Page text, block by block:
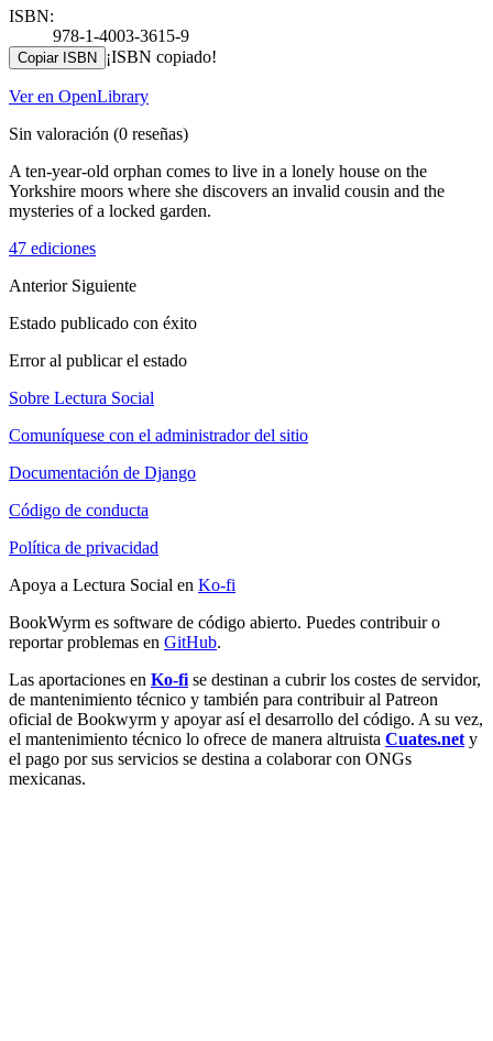
ISBN:
978-1-4003-3615-9
Copiar ISBN ¡ISBN copiado!
Ver en OpenLibrary
Sin valoración (0 reseñas)
A ten-year-old orphan comes to live in a lonely house on the
Yorkshire moors where she discovers an invalid cousin and the
mysteries of a locked garden.
47 ediciones
Anterior Siguiente
Estado publicado con éxito
Error al publicar el estado
Sobre Lectura Social
Comuníquese con el administrador del sitio
Documentación de Django
Código de conducta
Política de privacidad
Apoya a Lectura Social en Ko-fi
BookWyrm es software de código abierto. Puedes contribuir o
reportar problemas en GitHub.
Las aportaciones en Ko-fi se destinan a cubrir los costes de servidor,
de mantenimiento técnico y también para contribuir al Patreon
oficial de Bookwyrm y apoyar así el desarrollo del código. A su vez,
el mantenimiento técnico lo ofrece de manera altruista Cuates.net y
el pago por sus servicios se destina a colaborar con ONGs
mexicanas.